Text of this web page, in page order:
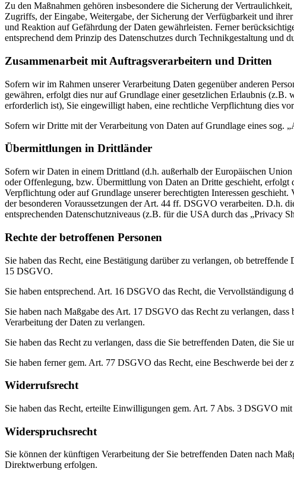
Zu den Maßnahmen gehören insbesondere die Sicherung der
Zugriffs, der Eingabe, Weitergabe, der Sicherung der Verfügbarkeit und
und Reaktion auf Gefährdung der Daten gewährleisten. Ferner
entsprechend dem Prinzip des Datenschutzes durch Technikgestaltung
Zusammenarbeit mit Auftragsverarbeitern und Dritten
Sofern wir im Rahmen unserer Verarbeitung Daten gegenüber anderen
gewähren, erfolgt dies nur auf Grundlage einer gesetzlichen Erlaubnis
erforderlich ist), Sie eingewilligt haben, eine rechtliche Verpflichtung dies
Sofern wir Dritte mit der Verarbeitung von Daten auf Grundlage eines sog.
Übermittlungen in Drittländer
Sofern wir Daten in einem Drittland (d.h. außerhalb der Europäischen
oder Offenlegung, bzw. Übermittlung von Daten an Dritte geschieht,
Verpflichtung oder auf Grundlage unserer berechtigten Interessen
der besonderen Voraussetzungen der Art. 44 ff. DSGVO verarbeiten. D.h.
entsprechenden Datenschutzniveaus (z.B. für die USA durch das „Privacy
Rechte der betroffenen Personen
Sie haben das Recht, eine Bestätigung darüber zu verlangen, ob
15 DSGVO.
Sie haben entsprechend. Art. 16 DSGVO das Recht, die Vervollständigung
Sie haben nach Maßgabe des Art. 17 DSGVO das Recht zu verlangen,
Verarbeitung der Daten zu verlangen.
Sie haben das Recht zu verlangen, dass die Sie betreffenden Daten, die
Sie haben ferner gem. Art. 77 DSGVO das Recht, eine Beschwerde bei der
Widerrufsrecht
Sie haben das Recht, erteilte Einwilligungen gem. Art. 7 Abs. 3 DSGVO
Widerspruchsrecht
Sie können der künftigen Verarbeitung der Sie betreffenden Daten nach
Direktwerbung erfolgen.